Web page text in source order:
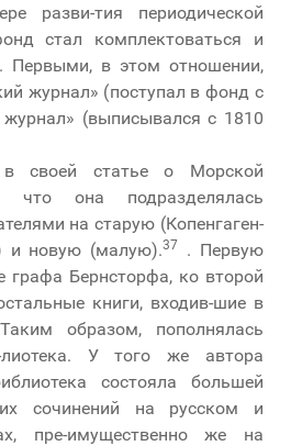
разви-тия периодической
стал комплектоваться и
Первыми, в этом отношении,
журнал» (поступал в фонд с
(выписывался с 1810
своей статье о Морской
что она подразделялась
на старую (Копенгаген-
и новую (малую).37
. Первую
графа Бернсторфа, ко второй
книги, входив-шие в
образом, пополнялась
У того же автора
состояла большей
сочинений на русском и
пре-имущественно же на